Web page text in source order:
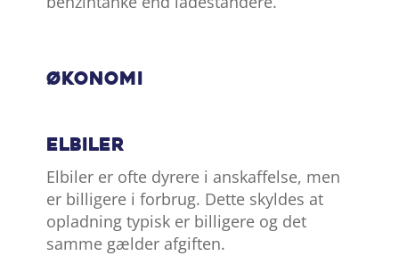
Økonomi
Elbiler
Elbiler er ofte dyrere i anskaffelse, men
er billigere i forbrug. Dette skyldes at
opladning typisk er billigere og det
samme gælder afgiften.